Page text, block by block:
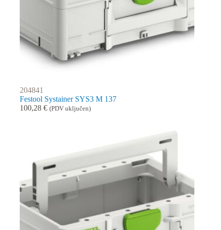
204841
Festool Systainer SYS3 M 137
100,28 € (PDV uključen)